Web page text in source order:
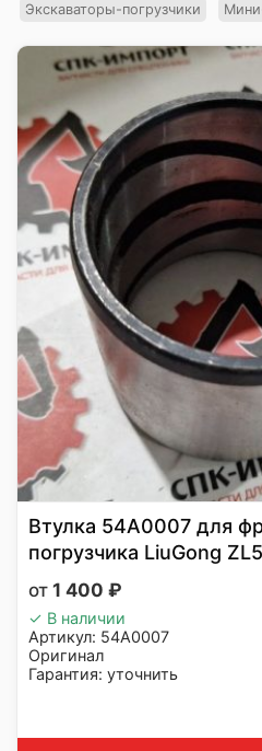
Экскаваторы-погрузчики
Втулка 54A0007 для
погрузчика LiuGong
1 400 ₽
✓ В наличии
Артикул: 54A0007
Оригинал
Гарантия: уточнить